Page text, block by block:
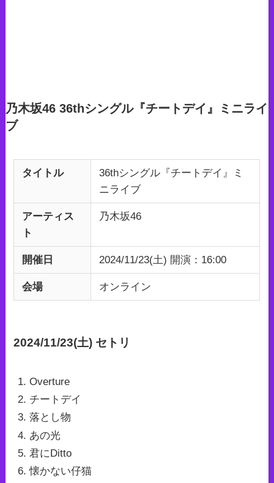
乃木坂46 36thシングル『チートデイ』ミニライ
ブ
タイトル
36thシングル『チートデイ』ミ
ニライブ
アーティス
ト
乃木坂46
開催日 2024/11/23(土) 開演：16:00
会場 オンライン
2024/11/23(土) セトリ
Overture
チートデイ
落とし物
あの光
君にDitto
懐かない仔猫